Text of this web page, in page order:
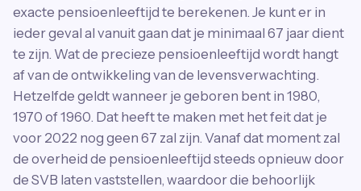
exacte pensioenleeftijd te berekenen. Je kunt er in
ieder geval al vanuit gaan dat je minimaal 67 jaar dient
te zijn. Wat de precieze pensioenleeftijd wordt hangt
af van de ontwikkeling van de levensverwachting.
Hetzelfde geldt wanneer je geboren bent in 1980,
1970 of 1960. Dat heeft te maken met het feit dat je
voor 2022 nog geen 67 zal zijn. Vanaf dat moment zal
de overheid de pensioenleeftijd steeds opnieuw door
de SVB laten vaststellen, waardoor die behoorlijk